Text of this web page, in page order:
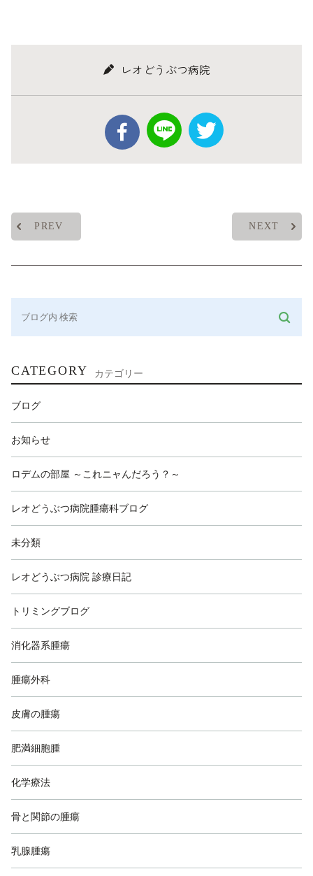
レオどうぶつ病院
PREV NEXT
CATEGORY カテゴリー
ブログ
お知らせ
ロデムの部屋 ～これニャんだろう？～
レオどうぶつ病院腫瘍科ブログ
未分類
レオどうぶつ病院 診療日記
トリミングブログ
消化器系腫瘍
腫瘍外科
皮膚の腫瘍
肥満細胞腫
化学療法
骨と関節の腫瘍
乳腺腫瘍